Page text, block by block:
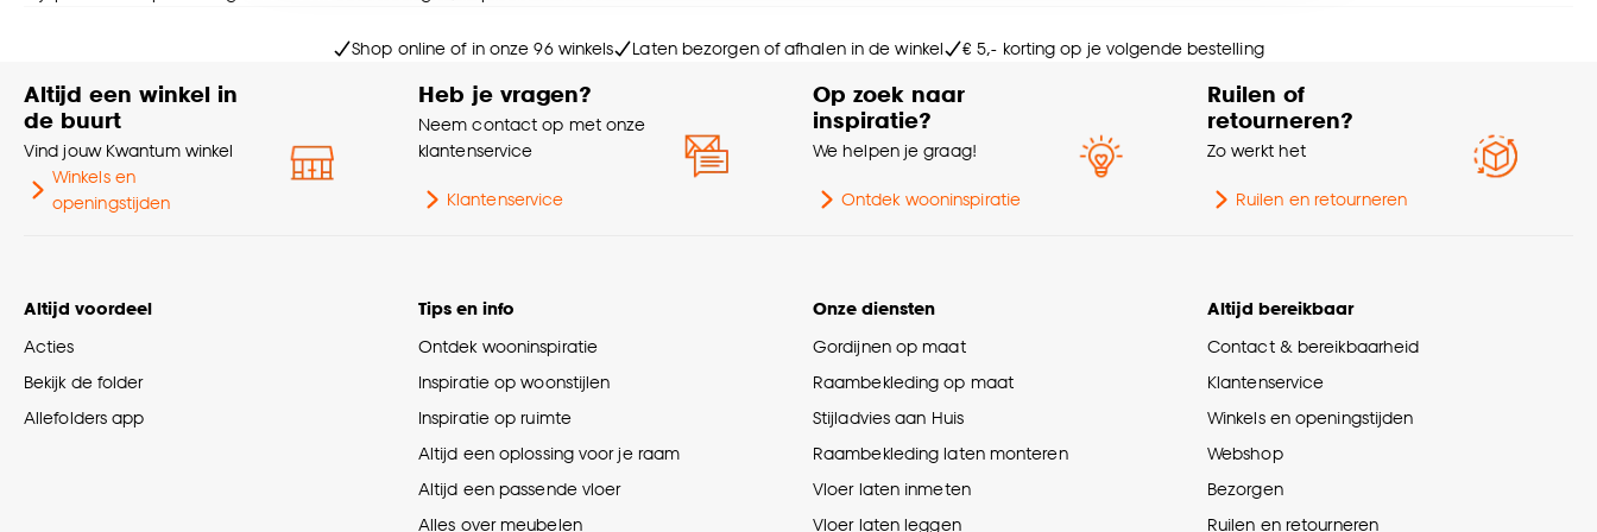
Goed om te weten is dat je deze keuze altijd nog kan aanpassen, bekijk hiervoor onze
Aantal stuks 1 Stk
24 maanden
Shop online of in onze 96 winkels Laten bezorgen of afhalen in de winkel € 5,- korting op je volgende bestelling
Altijd een winkel in
de buurt
Vind jouw Kwantum winkel
Winkels en
openingstijden
Heb je vragen?
Neem contact op met onze
klantenservice
Klantenservice
Op zoek naar
inspiratie?
We helpen je graag!
Ontdek wooninspiratie
Ruilen of
retourneren?
Zo werkt het
Ruilen en retourneren
Altijd voordeel
Acties
Bekijk de folder
Allefolders app
Tips en info
Ontdek wooninspiratie
Inspiratie op woonstijlen
Inspiratie op ruimte
Altijd een oplossing voor je raam
Altijd een passende vloer
Alles over meubelen
Onze diensten
Gordijnen op maat
Raambekleding op maat
Stijladvies aan Huis
Raambekleding laten monteren
Vloer laten inmeten
Vloer laten leggen
Altijd bereikbaar
Contact & bereikbaarheid
Klantenservice
Winkels en openingstijden
Webshop
Bezorgen
Ruilen en retourneren